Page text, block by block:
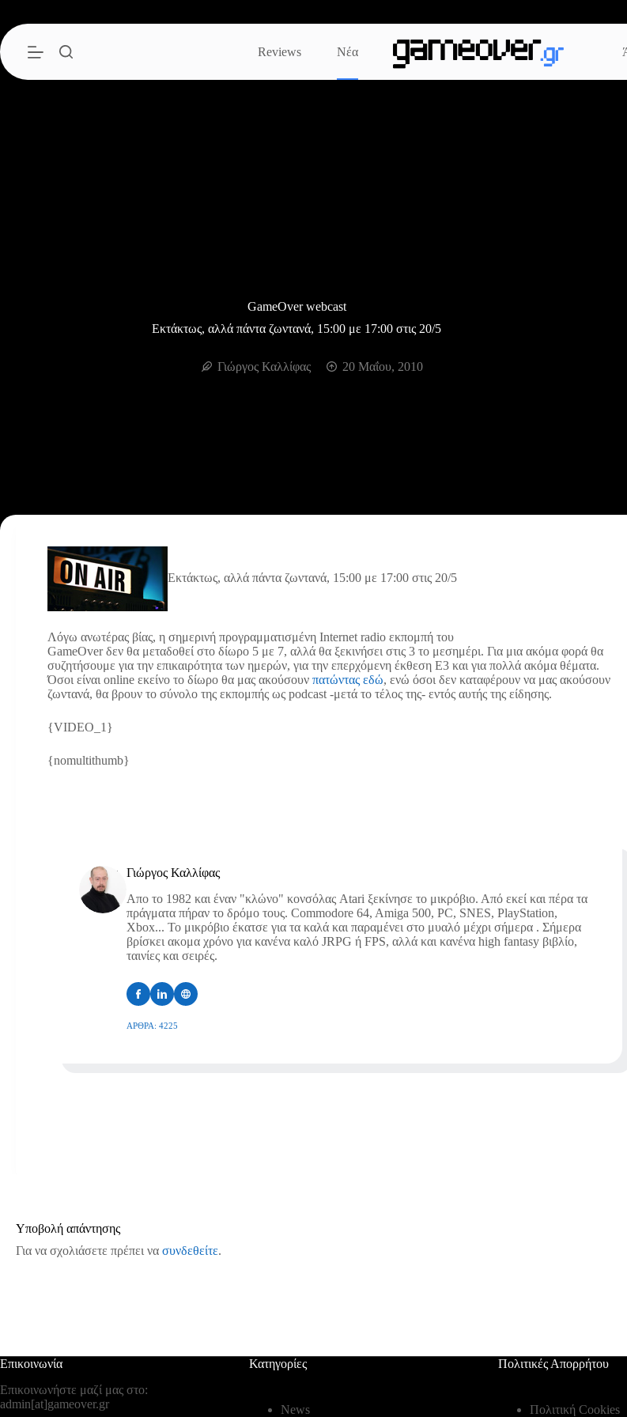
περιεχόμενο
Reviews
Νέα
GameOver webcast
Εκτάκτως, αλλά πάντα ζωντανά, 15:00 με 17:00 στις 20/5
Γιώργος Καλλίφας 20 Μαΐου, 2010
Εκτάκτως, αλλά πάντα ζωντανά, 15:00 με 17:00 στις 20/5
Λόγω ανωτέρας βίας, η σημερινή προγραμματισμένη Internet radio εκπομπή του
GameOver δεν θα μεταδοθεί στο δίωρο 5 με 7, αλλά θα ξεκινήσει στις 3 το μεσημέρι. Για μια ακόμα φορά θα
συζητήσουμε για την επικαιρότητα των ημερών, για την επερχόμενη έκθεση Ε3 και για πολλά ακόμα θέματα.
Όσοι είναι online εκείνο το δίωρο θα μας ακούσουν πατώντας εδώ, ενώ όσοι δεν καταφέρουν να μας ακούσουν
ζωντανά, θα βρουν το σύνολο της εκπομπής ως podcast -μετά το τέλος της- εντός αυτής της είδησης.
{VIDEO_1}
{nomultithumb}
Γιώργος Καλλίφας
Απο το 1982 και έναν "κλώνο" κονσόλας Atari ξεκίνησε το μικρόβιο. Από εκεί και πέρα τα
πράγματα πήραν το δρόμο τους. Commodore 64, Amiga 500, PC, SNES, PlayStation,
Xbox... Το μικρόβιο έκατσε για τα καλά και παραμένει στο μυαλό μέχρι σήμερα . Σήμερα
βρίσκει ακομα χρόνο για κανένα καλό JRPG ή FPS, αλλά και κανένα high fantasy βιβλίο,
ταινίες και σειρές.
ΆΡΘΡΑ: 4225
Υποβολή απάντησης
Για να σχολιάσετε πρέπει να συνδεθείτε.
Επικοινωνία
Επικοινωνήστε μαζί μας στο:
admin[at]gameover.gr
Κατηγορίες
News
Πολιτικές Απορρήτου
Πολιτική Cookies